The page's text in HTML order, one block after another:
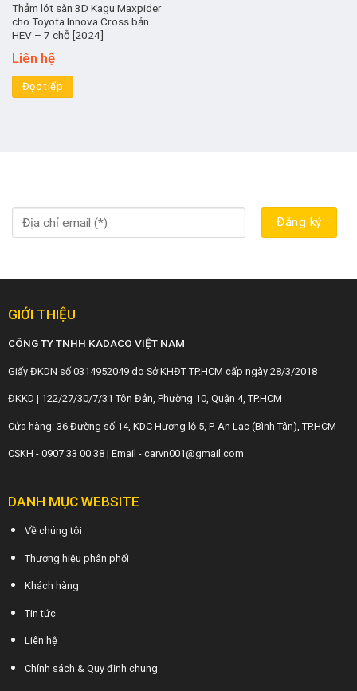
Thảm lót sàn 3D Kagu Maxpider
cho Toyota Innova Cross bản
HEV – 7 chỗ [2024]
Liên hệ
Đọc tiếp
GIỚI THIỆU
CÔNG TY TNHH KADACO VIỆT NAM
Giấy ĐKDN số 0314952049 do Sở KHĐT TP.HCM cấp ngày 28/3/2018
ĐKKD | 122/27/30/7/31 Tôn Đản, Phường 10, Quận 4, TP.HCM
Cửa hàng: 36 Đường số 14, KDC Hương lộ 5, P. An Lạc (Bình Tân), TP.HCM
CSKH - 0907 33 00 38 | Email - carvn001@gmail.com
DANH MỤC WEBSITE
Về chúng tôi
Thương hiệu phân phối
Khách hàng
Tin tức
Liên hệ
Chính sách & Quy định chung